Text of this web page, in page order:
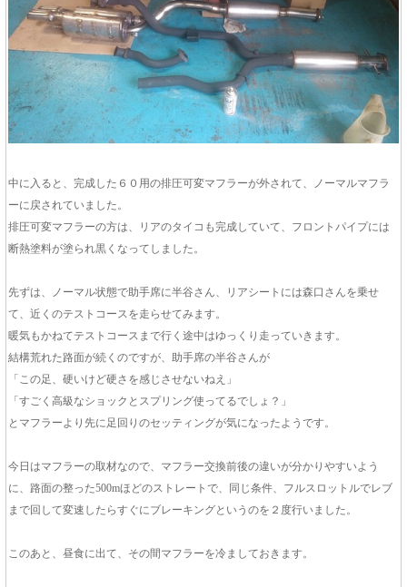
中に入ると、完成した６０用の排圧可変マフラーが外されて、ノーマルマフラ
ーに戻されていました。
排圧可変マフラーの方は、リアのタイコも完成していて、フロントパイプには
断熱塗料が塗られ黒くなってしました。
先ずは、ノーマル状態で助手席に半谷さん、リアシートには森口さんを乗せ
て、近くのテストコースを走らせてみます。
暖気もかねてテストコースまで行く途中はゆっくり走っていきます。
結構荒れた路面が続くのですが、助手席の半谷さんが
「この足、硬いけど硬さを感じさせないねえ」
「すごく高級なショックとスプリング使ってるでしょ？」
とマフラーより先に足回りのセッティングが気になったようです。
今日はマフラーの取材なので、マフラー交換前後の違いが分かりやすいよう
に、路面の整った500mほどのストレートで、同じ条件、フルスロットルでレブ
まで回して変速したらすぐにブレーキングというのを２度行いました。
このあと、昼食に出て、その間マフラーを冷ましておきます。